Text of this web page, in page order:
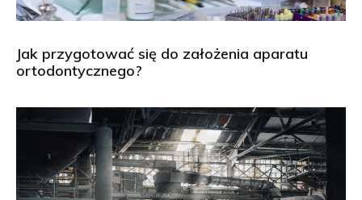
Jak przygotować się do założenia aparatu
ortodontycznego?